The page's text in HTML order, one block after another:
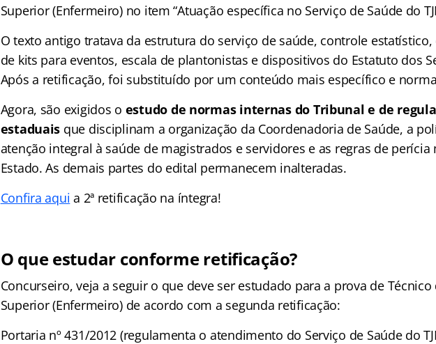
Superior (Enfermeiro) no item “Atuação específica no Serviço de Saúde do
O texto antigo tratava da estrutura do serviço de saúde, controle estatístico,
de kits para eventos, escala de plantonistas e dispositivos do Estatuto dos
Após a retificação, foi substituído por um conteúdo mais específico e
Agora, são exigidos o estudo de normas internas do Tribunal e de
estaduais que disciplinam a organização da Coordenadoria de Saúde, a
atenção integral à saúde de magistrados e servidores e as regras de perícia
Estado. As demais partes do edital permanecem inalteradas.
Confira aqui a 2ª retificação na íntegra!
O que estudar conforme retificação?
Concurseiro, veja a seguir o que deve ser estudado para a prova de Técnico
Superior (Enfermeiro) de acordo com a segunda retificação:
Portaria nº 431/2012 (regulamenta o atendimento do Serviço de Saúde do